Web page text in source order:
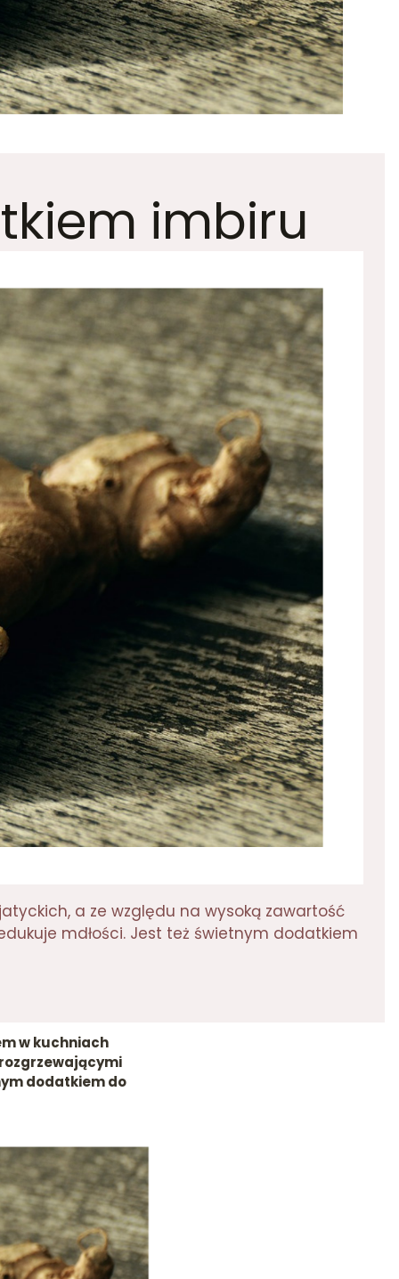
imbiru
a ze względu na wysoką zawartość
mdłości. Jest też świetnym dodatkiem
w kuchniach
dodatkiem do